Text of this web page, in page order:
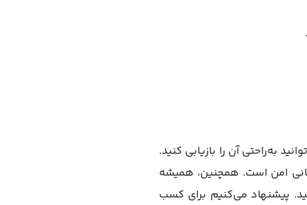
به‌راحتی آن را بازیابی کنید.
امن است. همچنین، همیشه
پیشنهاد می‌کنیم برای کسب